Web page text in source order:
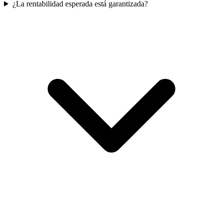
¿La rentabilidad esperada está garantizada?